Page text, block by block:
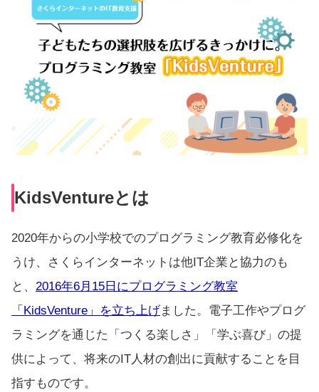
KidsVentureとは
2020年からの小学校でのプログラミング教育必修化を
うけ、さくらインターネットは他IT企業と協力のも
と、 2016年6月15日にプログラミング教室
「KidsVenture」を立ち上げました。電子工作やプログ
ラミングを通じた「つくる楽しさ」「学ぶ喜び」の提
供によって、将来のIT人材の創出に貢献することを目
指すものです。